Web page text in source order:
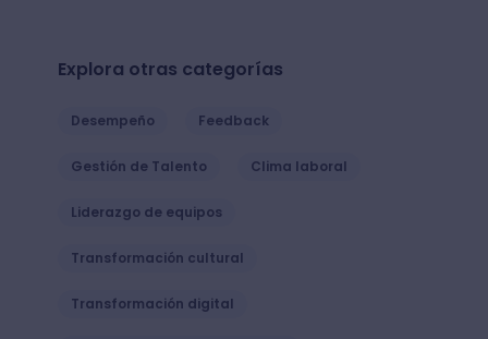
Explora otras categorías
Desempeño Feedback
Gestión de Talento Clima laboral
Liderazgo de equipos
Transformación cultural
Transformación digital